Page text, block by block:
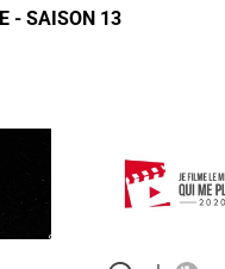
- SAISON 13